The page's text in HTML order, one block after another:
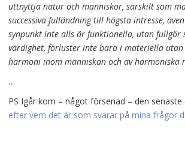
uttnyttja natur och människor, särskilt som
successiva fulländning till högsta intresse,
synpunkt inte alls är funktionella, utan
värdighet, förluster inte bara i materiella
harmoni inom människan och av
…
PS Igår kom – något försenad – den
efter vem det är som svarar på mina frågor